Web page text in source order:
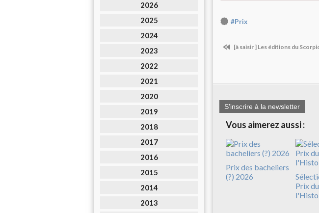
2026
2025
2024
2023
2022
2021
2020
2019
2018
2017
2016
2015
2014
2013
#Prix
[à saisir ] Les éditions du
S'inscrire à la newsletter
Vous aimerez aussi :
Prix des bacheliers
(?) 2026
Prix